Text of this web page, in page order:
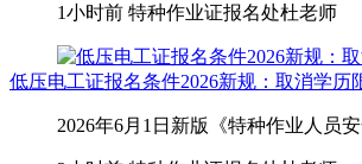
1小时前 特种作业证报名处杜老师
低压电工证报名条件2026新规：取消学历
2026年6月1日新版《特种作业人员